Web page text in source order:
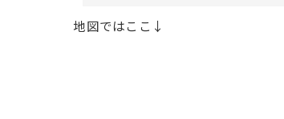
地図ではここ↓